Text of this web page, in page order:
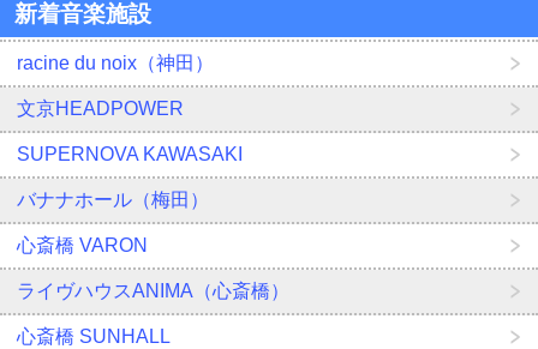
新着音楽施設
racine du noix（神田）
文京HEADPOWER
SUPERNOVA KAWASAKI
バナナホール（梅田）
心斎橋 VARON
ライヴハウスANIMA（心斎橋）
心斎橋 SUNHALL